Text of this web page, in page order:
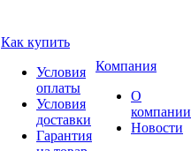
Как купить
Условия
оплаты
Условия
доставки
Гарантия
Компания
О
компании
Новости